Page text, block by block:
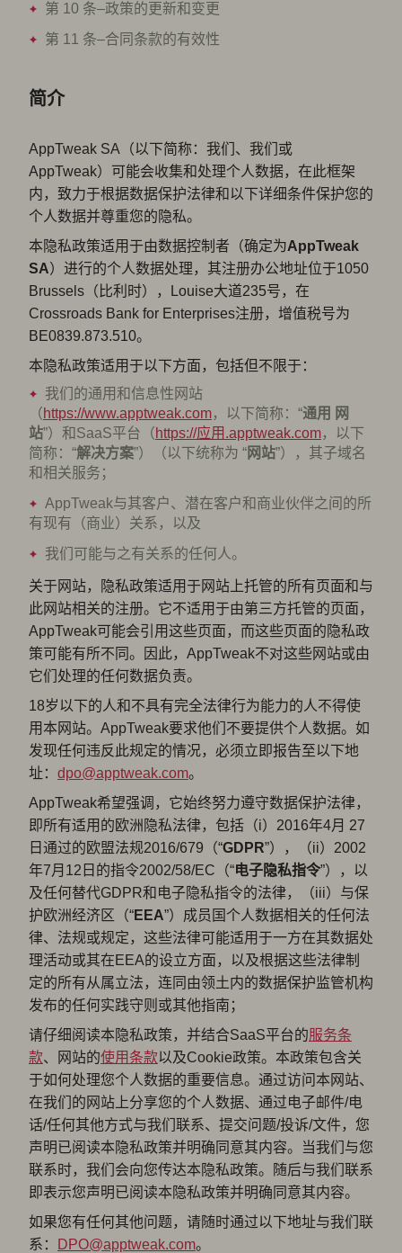
第 10 条–政策的更新和变更
第 11 条–合同条款的有效性
简介
AppTweak SA（以下简称：我们、我们或
AppTweak）可能会收集和处理个人数据，在此框架
内，致力于根据数据保护法律和以下详细条件保护您的
个人数据并尊重您的隐私。
本隐私政策适用于由数据控制者（确定为AppTweak
SA）进行的个人数据处理，其注册办公地址位于1050
Brussels（比利时），Louise大道235号，在
Crossroads Bank for Enterprises注册，增值税号为
BE0839.873.510。
本隐私政策适用于以下方面，包括但不限于：
我们的通用和信息性网站
（ https://www.apptweak.com，以下简称：“通用 网
站”）和SaaS平台（ https://应用.apptweak.com，以下
简称：“解决方案”）（以下统称为 “网站”），其子域名
和相关服务；
AppTweak与其客户、潜在客户和商业伙伴之间的所
有现有（商业）关系，以及
我们可能与之有关系的任何人。
关于网站，隐私政策适用于网站上托管的所有页面和与
此网站相关的注册。它不适用于由第三方托管的页面，
AppTweak可能会引用这些页面，而这些页面的隐私政
策可能有所不同。因此，AppTweak不对这些网站或由
它们处理的任何数据负责。
18岁以下的人和不具有完全法律行为能力的人不得使
用本网站。AppTweak要求他们不要提供个人数据。如
发现任何违反此规定的情况，必须立即报告至以下地
址： dpo@apptweak.com。
AppTweak希望强调，它始终努力遵守数据保护法律，
即所有适用的欧洲隐私法律，包括（i）2016年4月 27
日通过的欧盟法规2016/679（“GDPR”），（ii）2002
年7月12日的指令2002/58/EC（“电子隐私指令”），以
及任何替代GDPR和电子隐私指令的法律，（iii）与保
护欧洲经济区（“EEA”）成员国个人数据相关的任何法
律、法规或规定，这些法律可能适用于一方在其数据处
理活动或其在EEA的设立方面，以及根据这些法律制
定的所有从属立法，连同由领土内的数据保护监管机构
发布的任何实践守则或其他指南；
请仔细阅读本隐私政策，并结合SaaS平台的服务条
款、网站的使用条款以及Cookie政策。本政策包含关
于如何处理您个人数据的重要信息。通过访问本网站、
在我们的网站上分享您的个人数据、通过电子邮件/电
话/任何其他方式与我们联系、提交问题/投诉/文件，您
声明已阅读本隐私政策并明确同意其内容。当我们与您
联系时，我们会向您传达本隐私政策。随后与我们联系
即表示您声明已阅读本隐私政策并明确同意其内容。
如果您有任何其他问题，请随时通过以下地址与我们联
系：
DPO@apptweak.com。